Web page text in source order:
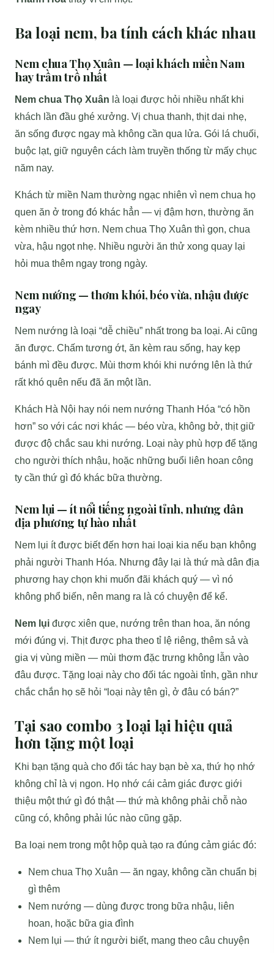
Ba loại nem, ba tính cách khác nhau
Nem chua Thọ Xuân — loại khách miền Nam
hay trầm trồ nhất
Nem chua Thọ Xuân là loại được hỏi nhiều nhất khi
khách lần đầu ghé xưởng. Vị chua thanh, thịt dai nhẹ,
ăn sống được ngay mà không cần qua lửa. Gói lá chuối,
buộc lạt, giữ nguyên cách làm truyền thống từ mấy chục
năm nay.
Khách từ miền Nam thường ngạc nhiên vì nem chua họ
quen ăn ở trong đó khác hẳn — vị đậm hơn, thường ăn
kèm nhiều thứ hơn. Nem chua Thọ Xuân thì gọn, chua
vừa, hậu ngọt nhẹ. Nhiều người ăn thử xong quay lại
hỏi mua thêm ngay trong ngày.
Nem nướng — thơm khói, béo vừa, nhậu được
ngay
Nem nướng là loại “dễ chiều” nhất trong ba loại. Ai cũng
ăn được. Chấm tương ớt, ăn kèm rau sống, hay kẹp
bánh mì đều được. Mùi thơm khói khi nướng lên là thứ
rất khó quên nếu đã ăn một lần.
Khách Hà Nội hay nói nem nướng Thanh Hóa “có hồn
hơn” so với các nơi khác — béo vừa, không bở, thịt giữ
được độ chắc sau khi nướng. Loại này phù hợp để tặng
cho người thích nhậu, hoặc những buổi liên hoan công
ty cần thứ gì đó khác bữa thường.
Nem lụi — ít nổi tiếng ngoài tỉnh, nhưng dân
địa phương tự hào nhất
Nem lụi ít được biết đến hơn hai loại kia nếu bạn không
phải người Thanh Hóa. Nhưng đây lại là thứ mà dân địa
phương hay chọn khi muốn đãi khách quý — vì nó
không phổ biến, nên mang ra là có chuyện để kể.
Nem lụi được xiên que, nướng trên than hoa, ăn nóng
mới đúng vị. Thịt được pha theo tỉ lệ riêng, thêm sả và
gia vị vùng miền — mùi thơm đặc trưng không lẫn vào
đâu được. Tặng loại này cho đối tác ngoài tỉnh, gần như
chắc chắn họ sẽ hỏi “loại này tên gì, ở đâu có bán?”
Tại sao combo 3 loại lại hiệu quả
hơn tặng một loại
Khi bạn tặng quà cho đối tác hay bạn bè xa, thứ họ nhớ
không chỉ là vị ngon. Họ nhớ cái cảm giác được giới
thiệu một thứ gì đó thật — thứ mà không phải chỗ nào
cũng có, không phải lúc nào cũng gặp.
Ba loại nem trong một hộp quà tạo ra đúng cảm giác đó:
Nem chua Thọ Xuân — ăn ngay, không cần chuẩn bị
gì thêm
Nem nướng — dùng được trong bữa nhậu, liên
hoan, hoặc bữa gia đình
Nem lụi — thứ ít người biết, mang theo câu chuyện